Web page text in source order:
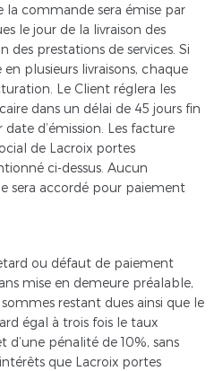
la commande sera émise par
le jour de la livraison des
des prestations de services. Si
plusieurs livraisons, chaque
Le Client réglera les
dans un délai de 45 jours fin
d’émission. Les facture
de Lacroix portes
ci-dessus. Aucun
sera accordé pour paiement
ou défaut de paiement
mise en demeure préalable,
restant dues ainsi que le
égal à trois fois le taux
d’une pénalité de 10%, sans
que Lacroix portes